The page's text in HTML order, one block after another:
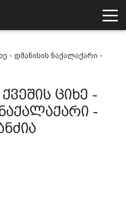
- დმანისის ნაქალაქარი -
ციხე -
-